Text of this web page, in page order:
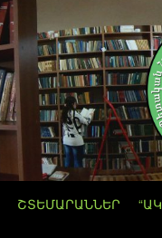
ՇՏԵՄԱՐԱՆՆԵՐ